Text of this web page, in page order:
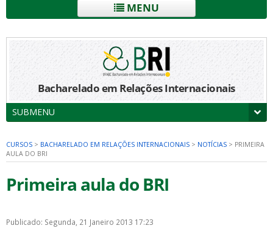
MENU
Bacharelado em Relações Internacionais
SUBMENU
CURSOS > BACHARELADO EM RELAÇÕES INTERNACIONAIS > NOTÍCIAS > PRIMEIRA
AULA DO BRI
Primeira aula do BRI
Publicado: Segunda, 21 Janeiro 2013 17:23